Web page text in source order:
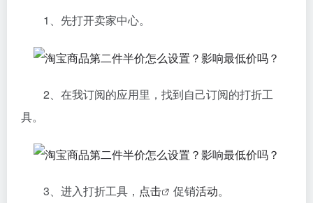
1、先打开卖家中心。
2、在我订阅的应用里，找到自己订阅的打折工
具。
3、进入打折工具， 点击 促销活动。